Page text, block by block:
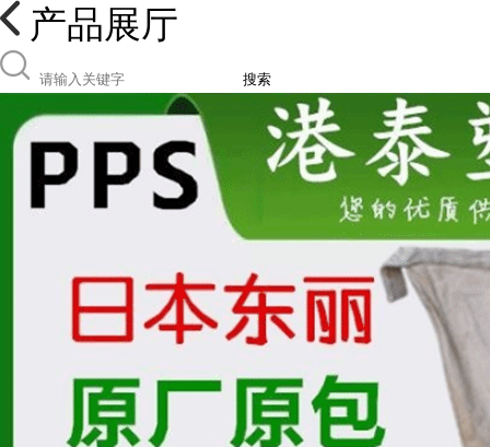
产品展厅
搜索